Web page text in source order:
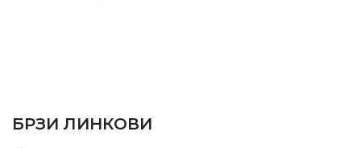
БРЗИ ЛИНКОВИ